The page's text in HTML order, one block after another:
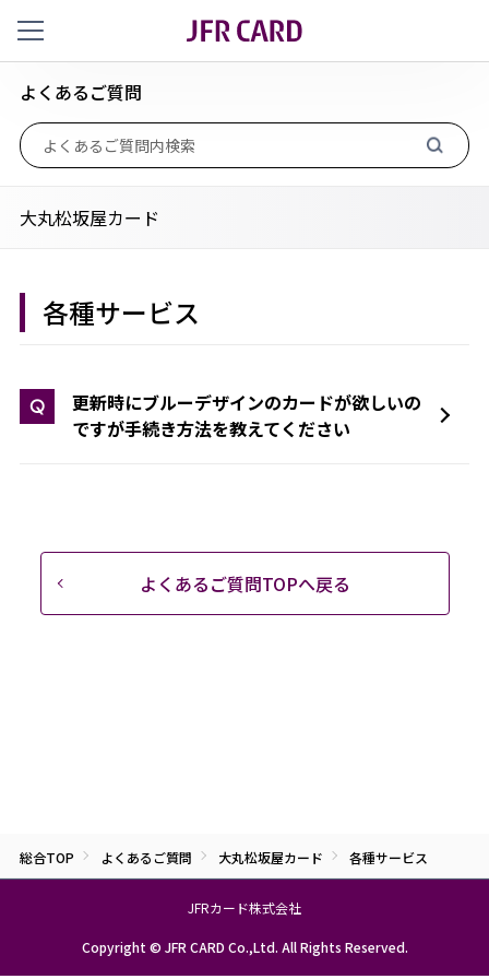
よくあるご質問
大丸松坂屋カード
各種サービス
Q
更新時にブルーデザインのカードが欲しいの
ですが手続き方法を教えてください
よくあるご質問TOPへ戻る
総合TOP よくあるご質問 大丸松坂屋カード 各種サービス
JFRカード株式会社
Copyright © JFR CARD Co.,Ltd. All Rights Reserved.